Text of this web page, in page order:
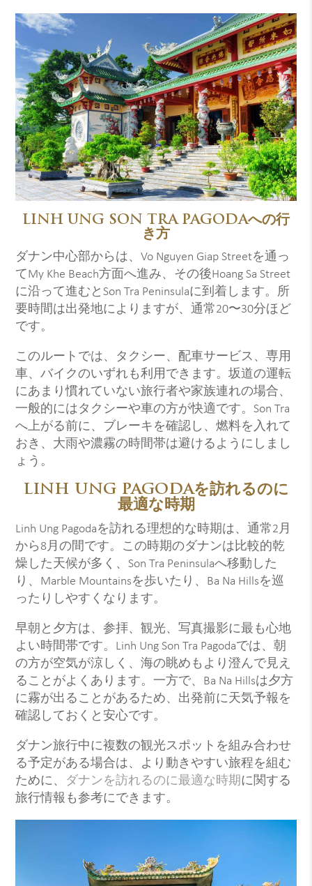
LINH UNG SON TRA PAGODAへの行
き方
ダナン中心部からは、Vo Nguyen Giap Streetを通っ
てMy Khe Beach方面へ進み、その後Hoang Sa Street
に沿って進むとSon Tra Peninsulaに到着します。所
要時間は出発地によりますが、通常20〜30分ほど
です。
このルートでは、タクシー、配車サービス、専用
車、バイクのいずれも利用できます。坂道の運転
にあまり慣れていない旅行者や家族連れの場合、
一般的にはタクシーや車の方が快適です。Son Tra
へ上がる前に、ブレーキを確認し、燃料を入れて
おき、大雨や濃霧の時間帯は避けるようにしまし
ょう。
LINH UNG PAGODAを訪れるのに
最適な時期
Linh Ung Pagodaを訪れる理想的な時期は、通常2月
から8月の間です。この時期のダナンは比較的乾
燥した天候が多く、Son Tra Peninsulaへ移動した
り、Marble Mountainsを歩いたり、Ba Na Hillsを巡
ったりしやすくなります。
早朝と夕方は、参拝、観光、写真撮影に最も心地
よい時間帯です。Linh Ung Son Tra Pagodaでは、朝
の方が空気が涼しく、海の眺めもより澄んで見え
ることがよくあります。一方で、Ba Na Hillsは夕方
に霧が出ることがあるため、出発前に天気予報を
確認しておくと安心です。
ダナン旅行中に複数の観光スポットを組み合わせ
る予定がある場合は、より動きやすい旅程を組む
ために、 ダナンを訪れるのに最適な時期に関する
旅行情報も参考にできます。